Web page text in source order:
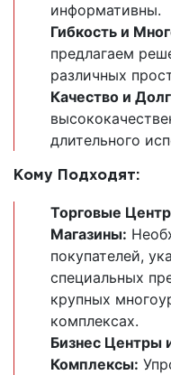
информативны.
Гибкость и
предлагаем
различных
Качество и
длительного
Кому Подходят:
Торговые
Магазины:
покупателей,
специальных
крупных
комплексах.
Бизнес Центры
Комплексы: